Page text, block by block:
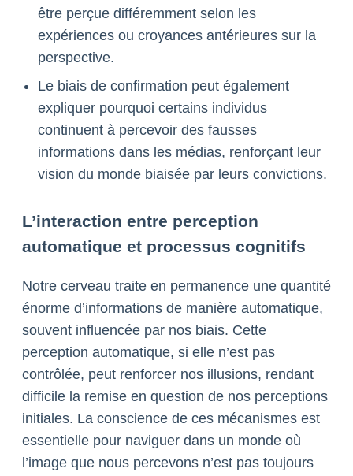
être perçue différemment selon les
expériences ou croyances antérieures sur la
perspective.
Le biais de confirmation peut également
expliquer pourquoi certains individus
continuent à percevoir des fausses
informations dans les médias, renforçant leur
vision du monde biaisée par leurs convictions.
L’interaction entre perception
automatique et processus cognitifs
Notre cerveau traite en permanence une quantité
énorme d’informations de manière automatique,
souvent influencée par nos biais. Cette
perception automatique, si elle n’est pas
contrôlée, peut renforcer nos illusions, rendant
difficile la remise en question de nos perceptions
initiales. La conscience de ces mécanismes est
essentielle pour naviguer dans un monde où
l’image que nous percevons n’est pas toujours